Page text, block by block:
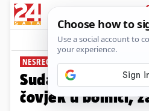
News
NESREĆA U ZDENČACU
Sudar kraj
čovjek u bolnici,